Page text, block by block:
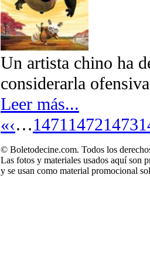
Un artista chino ha
considerarla
Leer más...
«‹…1471 14721473
© Boletodecine.com. Todos los
Las fotos y materiales usados aquí son
y se usan como material promocional